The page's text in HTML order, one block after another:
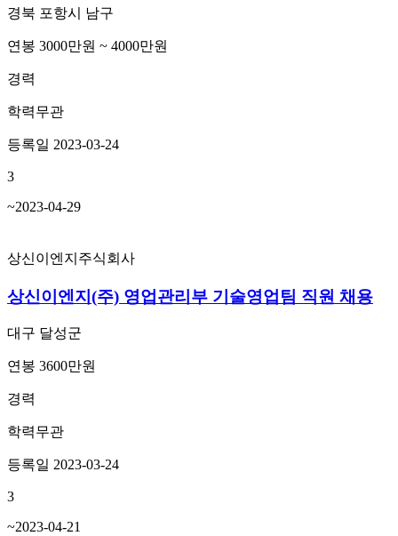
경북 포항시 남구
연봉 3000만원 ~ 4000만원
경력
학력무관
등록일 2023-03-24
3
~2023-04-29
상신이엔지주식회사
상신이엔지(주) 영업관리부 기술영업팀 직원 채용
대구 달성군
연봉 3600만원
경력
학력무관
등록일 2023-03-24
3
~2023-04-21